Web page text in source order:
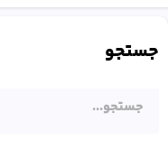
جستجو